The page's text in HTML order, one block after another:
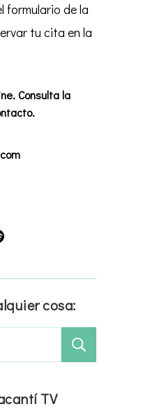
formulario de la
tu cita en la
Consulta la
cosa:
TV